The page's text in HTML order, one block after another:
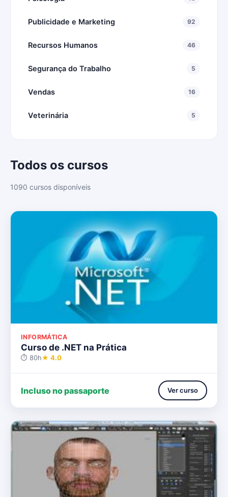
Publicidade e Marketing 92
Recursos Humanos 46
Segurança do Trabalho 5
Vendas 16
Veterinária 5
Todos os cursos
1090 cursos disponíveis
INFORMÁTICA
Curso de .NET na Prática
⏱ 80h★ 4.0
Incluso no passaporte Ver curso